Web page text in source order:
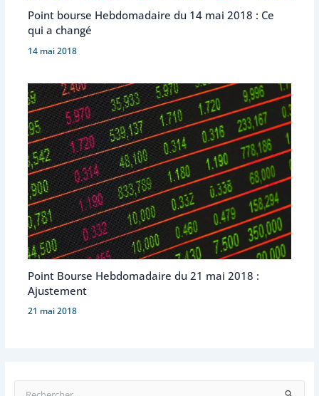
Point bourse Hebdomadaire du 14 mai 2018 : Ce
qui a changé
14 mai 2018
Point Bourse Hebdomadaire du 21 mai 2018 :
Ajustement
21 mai 2018